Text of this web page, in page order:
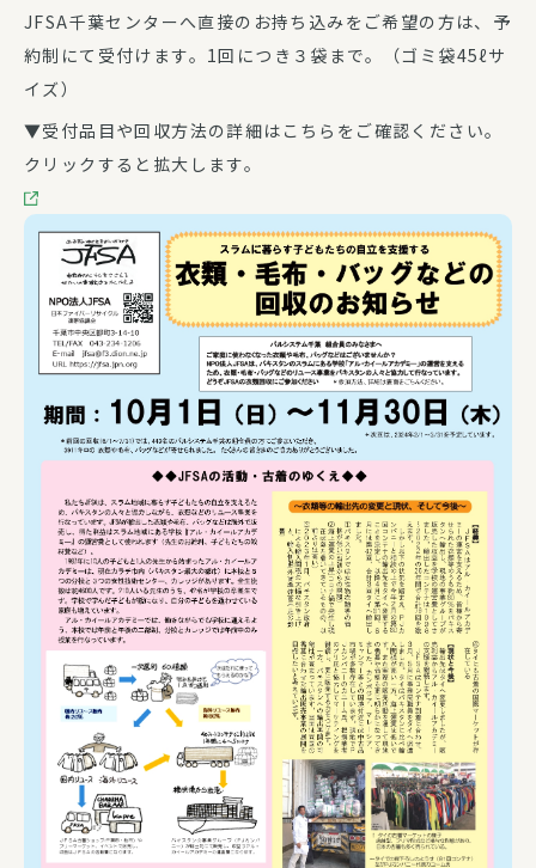
JFSA千葉センターへ直接のお持ち込みをご希望の方は、予
約制にて受付けます。1回につき３袋まで。（ゴミ袋45ℓサ
イズ）
▼受付品目や回収方法の詳細はこちらをご確認ください。
クリックすると拡大します。